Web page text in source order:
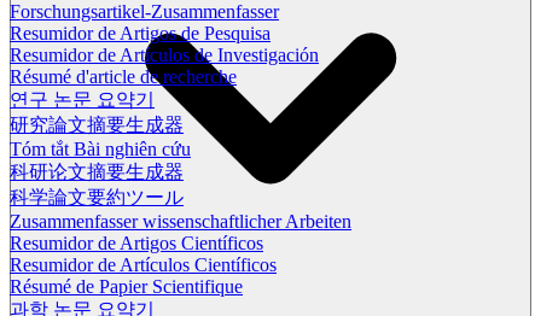
Forschungsartikel-Zusammenfasser
Resumidor de Artigos de Pesquisa
Resumidor de Artículos de Investigación
Résumé d'article de recherche
연구 논문 요약기
研究論文摘要生成器
Tóm tắt Bài nghiên cứu
科研论文摘要生成器
科学論文要約ツール
Zusammenfasser wissenschaftlicher Arbeiten
Resumidor de Artigos Científicos
Resumidor de Artículos Científicos
Résumé de Papier Scientifique
과학 논문 요약기